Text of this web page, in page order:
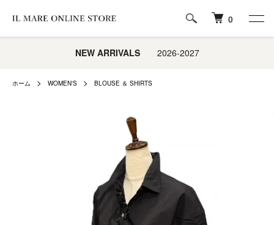
0
NEW ARRIVALS2026-2027
ホーム WOMEN'S BLOUSE ＆ SHIRTS